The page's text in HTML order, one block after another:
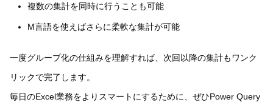
複数の集計を同時に行うことも可能
M言語を使えばさらに柔軟な集計が可能
一度グループ化の仕組みを理解すれば、次回以降の集計もワンク
リックで完了します。
毎日のExcel業務をよりスマートにするために、ぜひPower Query